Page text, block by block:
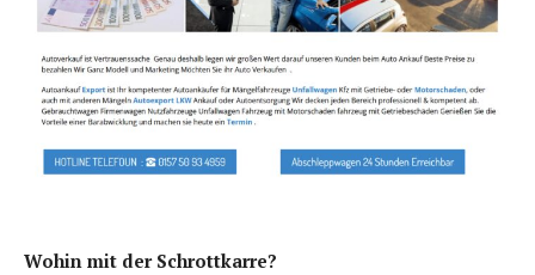
Wohin mit der Schrottkarre?